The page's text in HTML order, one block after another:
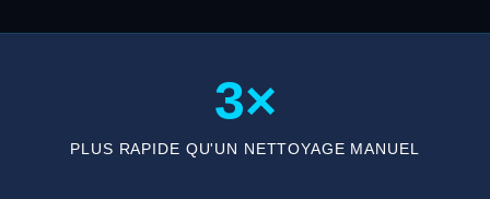
3×
PLUS RAPIDE QU'UN NETTOYAGE MANUEL